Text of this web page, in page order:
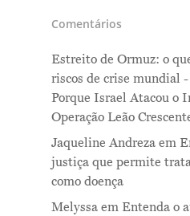
Comentários
Estreito de Ormuz: o
riscos de crise mundial
Porque Israel Atacou o
Operação Leão
Jaqueline Andreza em
justiça que permite
como doença
Melyssa em Entenda o